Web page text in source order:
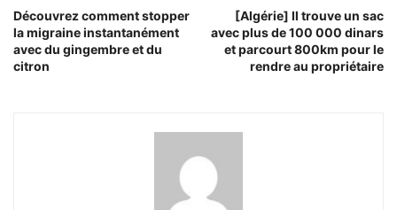
Découvrez comment stopper
la migraine instantanément
avec du gingembre et du
citron
[Algérie] Il trouve un sac
avec plus de 100 000 dinars
et parcourt 800km pour le
rendre au propriétaire